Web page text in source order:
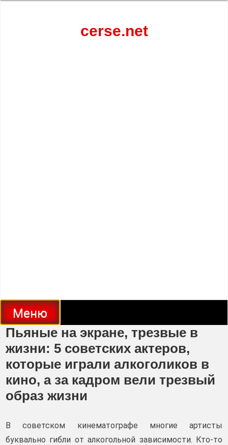
cerse.net
Меню
Пьяные на экране, трезвые в
жизни: 5 советских актеров,
которые играли алкоголиков в
кино, а за кадром вели трезвый
образ жизни
В советском кинематографе многие артисты
буквально гибли от алкогольной зависимости. Кто-то